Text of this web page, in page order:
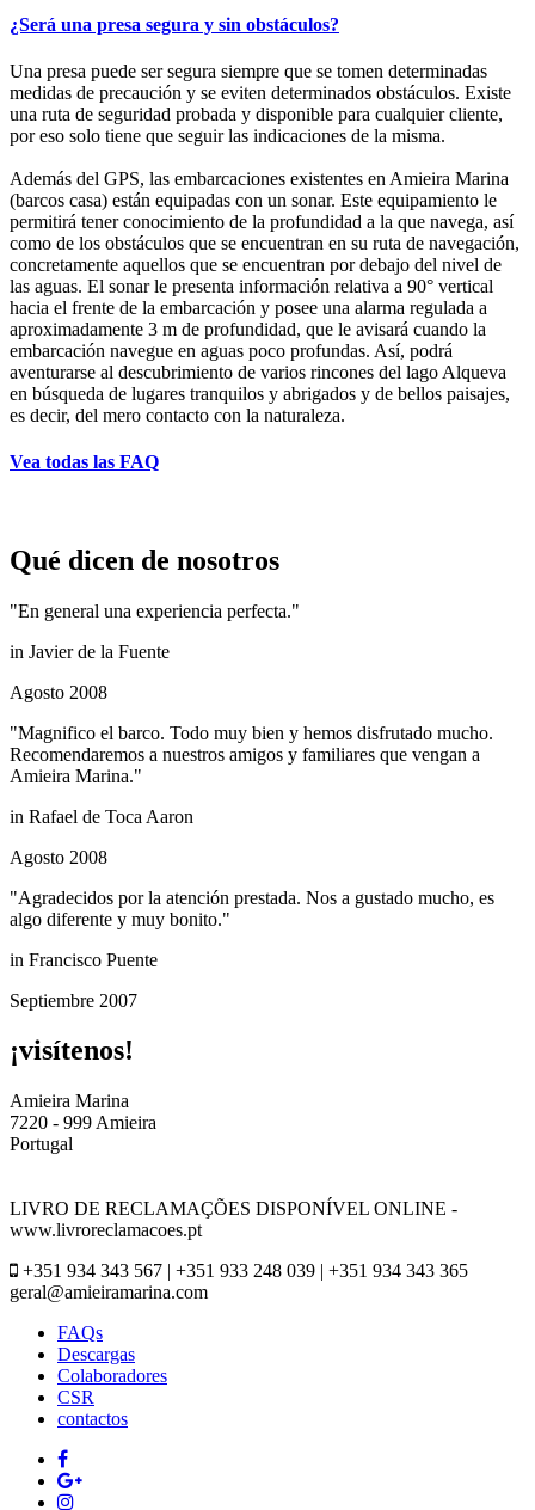
¿Será una presa segura y sin obstáculos?
Una presa puede ser segura siempre que se tomen determinadas
medidas de precaución y se eviten determinados obstáculos. Existe
una ruta de seguridad probada y disponible para cualquier cliente,
por eso solo tiene que seguir las indicaciones de la misma.
Además del GPS, las embarcaciones existentes en Amieira Marina
(barcos casa) están equipadas con un sonar. Este equipamiento le
permitirá tener conocimiento de la profundidad a la que navega, así
como de los obstáculos que se encuentran en su ruta de navegación,
concretamente aquellos que se encuentran por debajo del nivel de
las aguas. El sonar le presenta información relativa a 90° vertical
hacia el frente de la embarcación y posee una alarma regulada a
aproximadamente 3 m de profundidad, que le avisará cuando la
embarcación navegue en aguas poco profundas. Así, podrá
aventurarse al descubrimiento de varios rincones del lago Alqueva
en búsqueda de lugares tranquilos y abrigados y de bellos paisajes,
es decir, del mero contacto con la naturaleza.
Vea todas las FAQ
Qué dicen de nosotros
"En general una experiencia perfecta."
in Javier de la Fuente
Agosto 2008
"Magnifico el barco. Todo muy bien y hemos disfrutado mucho.
Recomendaremos a nuestros amigos y familiares que vengan a
Amieira Marina."
in Rafael de Toca Aaron
Agosto 2008
"Agradecidos por la atención prestada. Nos a gustado mucho, es
algo diferente y muy bonito."
in Francisco Puente
Septiembre 2007
¡visítenos!
Amieira Marina
7220 - 999 Amieira
Portugal
LIVRO DE RECLAMAÇÕES DISPONÍVEL ONLINE -
www.livroreclamacoes.pt
+351 934 343 567 | +351 933 248 039 | +351 934 343 365
geral@amieiramarina.com
FAQs
Descargas
Colaboradores
CSR
contactos